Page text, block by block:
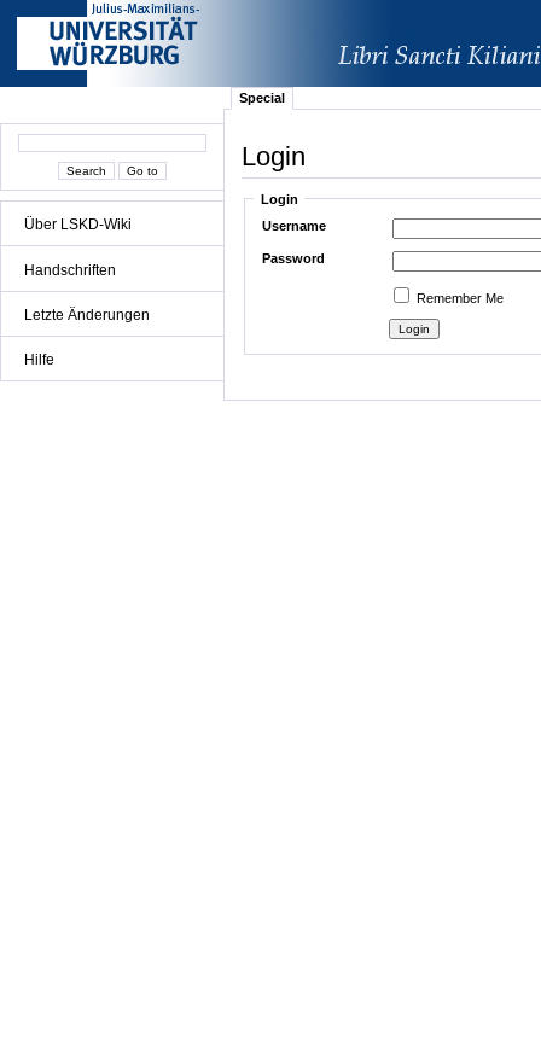
Über LSKD-Wiki
Handschriften
Letzte Änderungen
Hilfe
Special
Login
Login
Username
Password
Remember Me